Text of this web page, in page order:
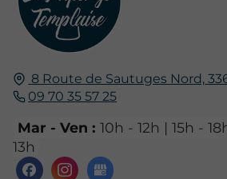
8 Route de Sautuges Nord,
09 70 35 57 25
Mar - Ven : 10h - 12h | 15h -
13h